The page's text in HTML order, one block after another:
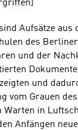
Aufsätze
des
und der
und
vom Grauen
Warten in
Anfängen